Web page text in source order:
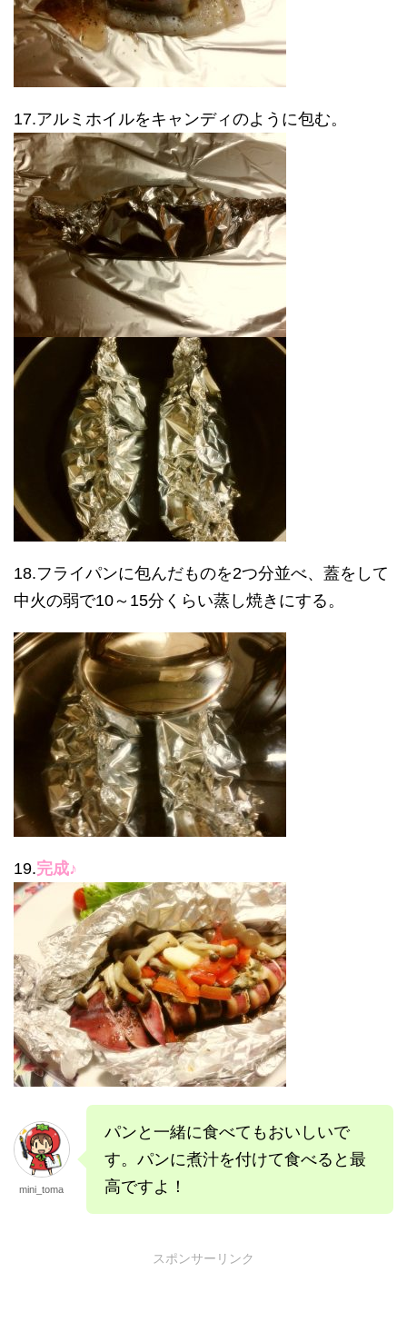
17.アルミホイルをキャンディのように包む。
18.フライパンに包んだものを2つ分並べ、蓋をして
中火の弱で10～15分くらい蒸し焼きにする。
19.完成♪
mini_toma
パンと一緒に食べてもおいしいで
す。パンに煮汁を付けて食べると最
高ですよ！
スポンサーリンク